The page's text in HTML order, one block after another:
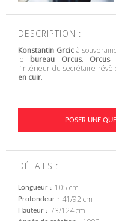
DESCRIPTION :
Konstantin Grcicà
le bureau Orcus. Orcus
l’intérieur du secrétaire
en cuir.
POSER UNE
DÉTAILS :
Longueur 105 cm
Profondeur 41/92 cm
Hauteur 73/124 cm